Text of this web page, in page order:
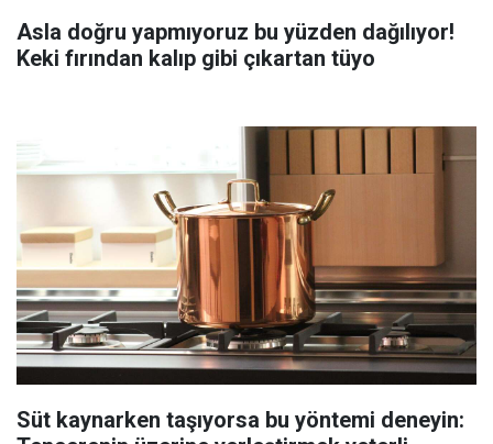
Asla doğru yapmıyoruz bu yüzden dağılıyor!
Keki fırından kalıp gibi çıkartan tüyo
Süt kaynarken taşıyorsa bu yöntemi deneyin: